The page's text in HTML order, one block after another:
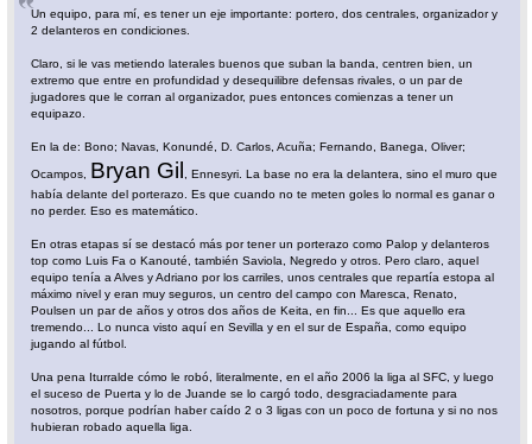
Un equipo, para mí, es tener un eje importante: portero, dos centrales, organizador y
2 delanteros en condiciones.
Claro, si le vas metiendo laterales buenos que suban la banda, centren bien, un
extremo que entre en profundidad y desequilibre defensas rivales, o un par de
jugadores que le corran al organizador, pues entonces comienzas a tener un
equipazo.
En la de: Bono; Navas, Konundé, D. Carlos, Acuña; Fernando, Banega, Oliver;
Ocampos, Bryan Gil
, Ennesyri. La base no era la delantera, sino el muro que
había delante del porterazo. Es que cuando no te meten goles lo normal es ganar o
no perder. Eso es matemático.
En otras etapas sí se destacó más por tener un porterazo como Palop y delanteros
top como Luis Fa o Kanouté, también Saviola, Negredo y otros. Pero claro, aquel
equipo tenía a Alves y Adriano por los carriles, unos centrales que repartía estopa al
máximo nivel y eran muy seguros, un centro del campo con Maresca, Renato,
Poulsen un par de años y otros dos años de Keita, en fin... Es que aquello era
tremendo... Lo nunca visto aquí en Sevilla y en el sur de España, como equipo
jugando al fútbol.
Una pena Iturralde cómo le robó, literalmente, en el año 2006 la liga al SFC, y luego
el suceso de Puerta y lo de Juande se lo cargó todo, desgraciadamente para
nosotros, porque podrían haber caído 2 o 3 ligas con un poco de fortuna y si no nos
hubieran robado aquella liga.